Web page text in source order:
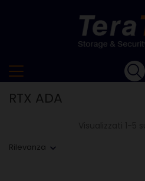
RTX ADA
Rilevanza